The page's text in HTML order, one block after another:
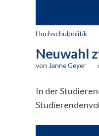
Hochschulpolitik
Neuwahl
von Janne Geyer
In der